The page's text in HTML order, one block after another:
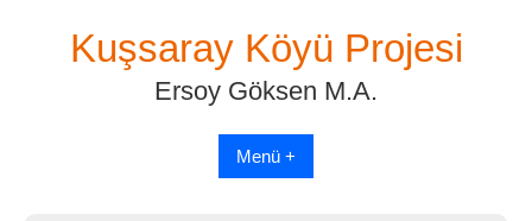
Kuşsaray Köyü Projesi
Ersoy Göksen M.A.
Menü +